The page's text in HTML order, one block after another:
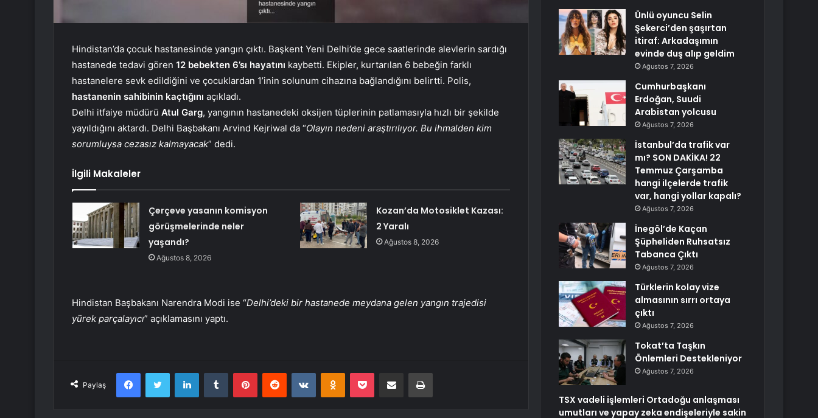
Hindistan’da çocuk hastanesinde yangın çıktı. Başkent Yeni Delhi’de gece saatlerinde alevlerin sardığı
hastanede tedavi gören 12 bebekten 6’sı hayatını kaybetti. Ekipler, kurtarılan 6 bebeğin farklı
hastanelere sevk edildiğini ve çocuklardan 1’inin solunum cihazına bağlandığını belirtti. Polis,
hastanenin sahibinin kaçtığını açıkladı.
Delhi itfaiye müdürü Atul Garg, yangının hastanedeki oksijen tüplerinin patlamasıyla hızlı bir şekilde
yayıldığını aktardı. Delhi Başbakanı Arvind Kejriwal da “Olayın nedeni araştırılıyor. Bu ihmalden kim
sorumluysa cezasız kalmayacak” dedi.
İlgili Makaleler
Çerçeve yasanın komisyon
görüşmelerinde neler
yaşandı?
Ağustos 8, 2026
Kozan’da Motosiklet Kazası:
2 Yaralı
Ağustos 8, 2026
Hindistan Başbakanı Narendra Modi ise “Delhi’deki bir hastanede meydana gelen yangın trajedisi
yürek parçalayıcı” açıklamasını yaptı.
Paylaş
FacebookTwitter LinkedInTumblr PinterestReddit VKontakteOdnoklassniki
Pocket E-Posta ile paylaş Yazdır
Ünlü oyuncu Selin
Şekerci’den şaşırtan
itiraf: Arkadaşımın
evinde duş alıp geldim
Ağustos 7, 2026
Cumhurbaşkanı
Erdoğan, Suudi
Arabistan yolcusu
Ağustos 7, 2026
İstanbul’da trafik var
mı? SON DAKİKA! 22
Temmuz Çarşamba
hangi ilçelerde trafik
var, hangi yollar kapalı?
Ağustos 7, 2026
İnegöl’de Kaçan
Şüpheliden Ruhsatsız
Tabanca Çıktı
Ağustos 7, 2026
Türklerin kolay vize
almasının sırrı ortaya
çıktı
Ağustos 7, 2026
Tokat’ta Taşkın
Önlemleri Destekleniyor
Ağustos 7, 2026
TSX vadeli işlemleri Ortadoğu anlaşması
umutları ve yapay zeka endişeleriyle sakin